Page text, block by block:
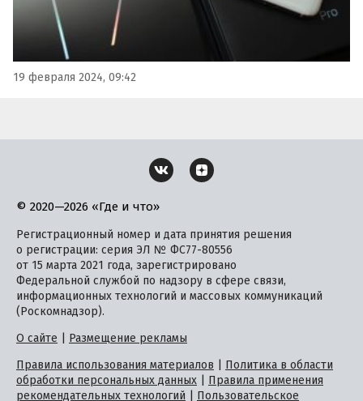
19 февраля 2024, 09:42
© 2020—2026 «Где и что»
Регистрационный номер и дата принятия решения
о регистрации: серия ЭЛ № ФС77-80556
от 15 марта 2021 года, зарегистрировано
Федеральной службой по надзору в сфере связи,
информационных технологий и массовых коммуникаций
(Роскомнадзор).
О сайте
Размещение рекламы
Правила использования материалов
Политика в области
обработки персональных данных
Правила применения
рекомендательных технологий
Пользовательское